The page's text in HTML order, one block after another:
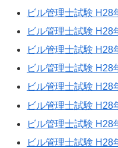
ビル管理士試験 H28
ビル管理士試験 H28
ビル管理士試験 H28
ビル管理士試験 H28
ビル管理士試験 H28
ビル管理士試験 H28
ビル管理士試験 H28
ビル管理士試験 H28